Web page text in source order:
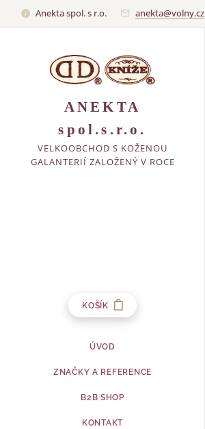
Anekta spol. s r.o. anekta@volny.cz
ANEKTA
spol.s.r.o.
VELKOOBCHOD S KOŽENOU
GALANTERIÍ ZALOŽENÝ V ROCE
KOŠÍK
ÚVOD
ZNAČKY A REFERENCE
B2B SHOP
KONTAKT